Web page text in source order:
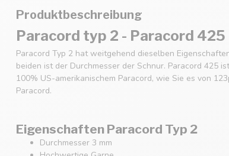
Produktbeschreibung
Paracord typ 2 - Paracord 425
Paracord Typ 2 hat weitgehend dieselben
beiden ist der Durchmesser der Schnur. Paracord 425
100% US-amerikanischem Paracord, wie Sie es von
Paracord.
Eigenschaften Paracord Typ 2
Durchmesser 3 mm